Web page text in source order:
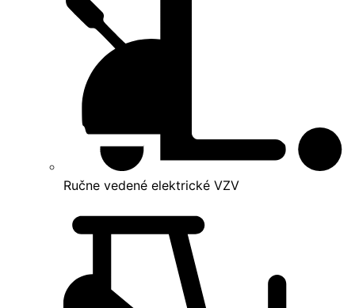
Ručne vedené elektrické VZV